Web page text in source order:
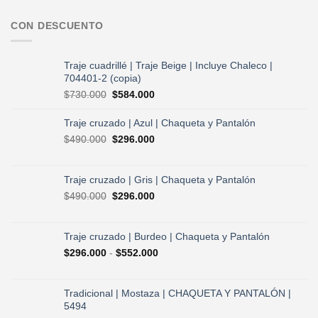
CON DESCUENTO
Traje cuadrillé | Traje Beige | Incluye Chaleco |
704401-2 (copia)
$730.000 El
original
era:
$730.000.
$584.000El
actual
es:
Traje cruzado | Azul | Chaqueta y Pantalón
$490.000 El
era:
$490.000.
$296.000El
es:
Traje cruzado | Gris | Chaqueta y Pantalón
$490.000 El
era:
$490.000.
$296.000El
es:
$296.000.
Traje cruzado | Burdeo | Chaqueta y Pantalón
$296.000 - $552.000Rango
desde
Tradicional | Mostaza | CHAQUETA Y PANTALÓN |
5494